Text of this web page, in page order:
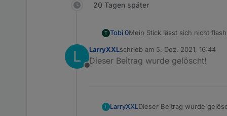
20 Tagen später
T Tobi 0Mein Stick lässt sich nicht
Ich hab dann die Kontakte
Also falls jemand ähnliche
L
Offline
LarryXXLschrieb am 5. Dez. 2021, 16:44
zuletzt editiert von
Dieser Beitrag wurde gelöscht!
L LarryXXLDieser Beitrag wurde